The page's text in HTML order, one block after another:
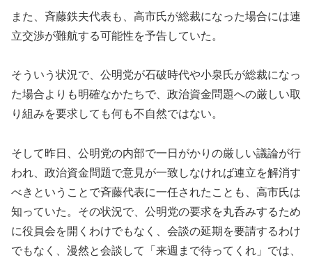
また、斉藤鉄夫代表も、高市氏が総裁になった場合には連
立交渉が難航する可能性を予告していた。
そういう状況で、公明党が石破時代や小泉氏が総裁になっ
た場合よりも明確なかたちで、政治資金問題への厳しい取
り組みを要求しても何も不自然ではない。
そして昨日、公明党の内部で一日がかりの厳しい議論が行
われ、政治資金問題で意見が一致しなければ連立を解消す
べきということで斉藤代表に一任されたことも、高市氏は
知っていた。その状況で、公明党の要求を丸呑みするため
に役員会を開くわけでもなく、会談の延期を要請するわけ
でもなく、漫然と会談して「来週まで待ってくれ」では、